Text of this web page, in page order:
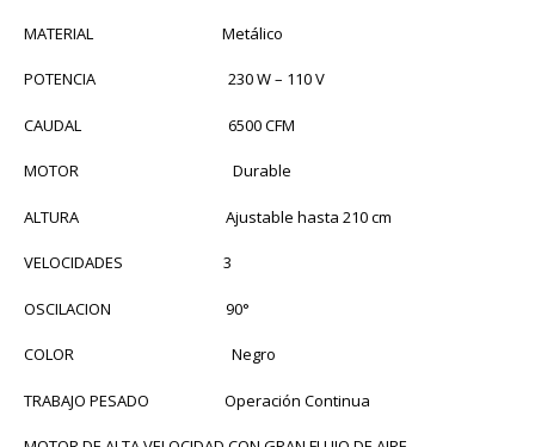
MATERIAL Metálico
POTENCIA 230 W – 110 V
CAUDAL 6500 CFM
MOTOR Durable
ALTURA Ajustable hasta 210 cm
VELOCIDADES 3
OSCILACION 90°
COLOR Negro
TRABAJO PESADO Operación Continua